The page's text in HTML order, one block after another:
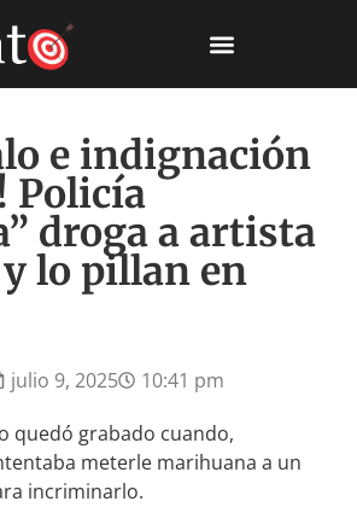
e indignación
Policía
droga a artista
lo pillan en
julio 9, 2025
10:41 pm
quedó grabado cuando,
meterle marihuana a un
incriminarlo.